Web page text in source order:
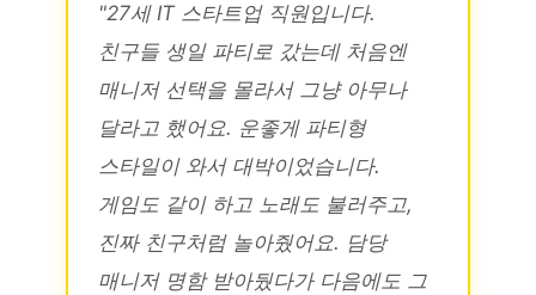
"27세 IT 스타트업 직원입니다.
친구들 생일 파티로 갔는데 처음엔
매니저 선택을 몰라서 그냥 아무나
달라고 했어요. 운좋게 파티형
스타일이 와서 대박이었습니다.
게임도 같이 하고 노래도 불러주고,
진짜 친구처럼 놀아줬어요. 담당
매니저 명함 받아뒀다가 다음에도 그